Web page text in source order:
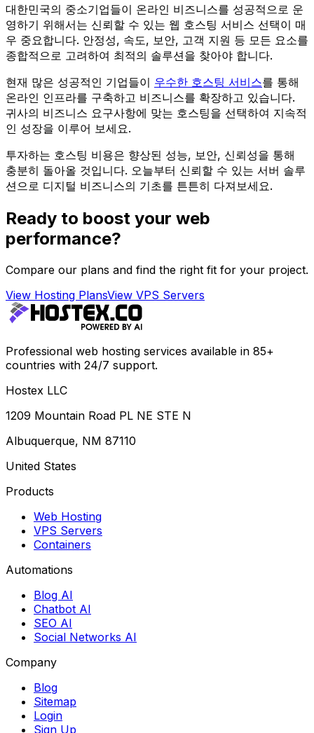
대한민국의 중소기업들이 온라인 비즈니스를 성공적으로 운
영하기 위해서는 신뢰할 수 있는 웹 호스팅 서비스 선택이 매
우 중요합니다. 안정성, 속도, 보안, 고객 지원 등 모든 요소를
종합적으로 고려하여 최적의 솔루션을 찾아야 합니다.
현재 많은 성공적인 기업들이 우수한 호스팅 서비스를 통해
온라인 인프라를 구축하고 비즈니스를 확장하고 있습니다.
귀사의 비즈니스 요구사항에 맞는 호스팅을 선택하여 지속적
인 성장을 이루어 보세요.
투자하는 호스팅 비용은 향상된 성능, 보안, 신뢰성을 통해
충분히 돌아올 것입니다. 오늘부터 신뢰할 수 있는 서버 솔루
션으로 디지털 비즈니스의 기초를 튼튼히 다져보세요.
Ready to boost your web
performance?
Compare our plans and find the right fit for your project.
View Hosting PlansView VPS Servers
Professional web hosting services available in 85+
countries with 24/7 support.
Hostex LLC
1209 Mountain Road PL NE STE N
Albuquerque, NM 87110
United States
Products
Web Hosting
VPS Servers
Containers
Automations
Blog AI
Chatbot AI
SEO AI
Social Networks AI
Company
Blog
Sitemap
Login
Sign Up